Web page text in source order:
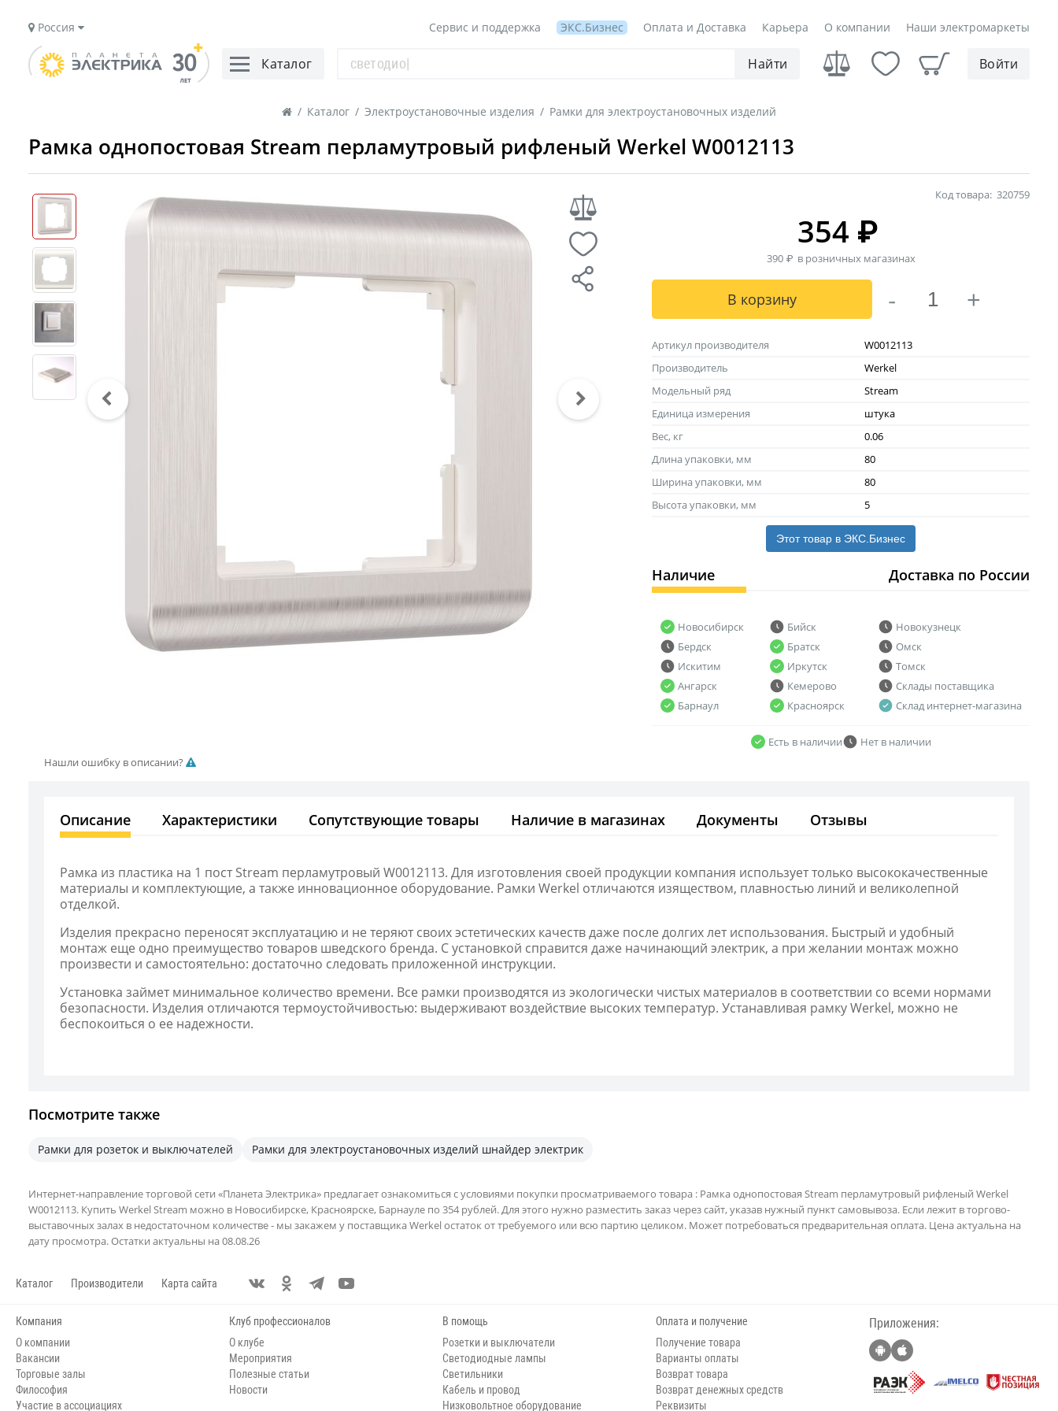
Россия Сервис и поддержка ЭКС.Бизнес Оплата и Доставка Карьера О компании Наши электромаркеты
Каталог Найти Войти
/ Каталог / Электроустановочные изделия / Рамки для электроустановочных изделий
Рамка однопостовая Stream перламутровый рифленый Werkel W0012113
Код товара: 320759
354 ₽
390 ₽в розничных магазинах
В корзину - +
Артикул производителя
W0012113
Производитель
Werkel
Модельный ряд
Stream
Единица измерения
штука
Вес, кг
0.06
Длина упаковки, мм
80
Ширина упаковки, мм
80
Высота упаковки, мм
5
Этот товар в ЭКС.Бизнес
Наличие Доставка по России
Новосибирск
Бердск
Искитим
Ангарск
Барнаул
Бийск
Братск
Иркутск
Кемерово
Красноярск
Новокузнецк
Омск
Томск
Склады поставщика
Склад интернет-магазина
Есть в наличии
Нет в наличии
Нашли ошибку в описании?
Описание Характеристики Сопутствующие товары Наличие в магазинах Документы Отзывы
Рамка из пластика на 1 пост Stream перламутровый W0012113. Для изготовления своей продукции компания использует только высококачественные
материалы и комплектующие, а также инновационное оборудование. Рамки Werkel отличаются изяществом, плавностью линий и великолепной
отделкой.
Изделия прекрасно переносят эксплуатацию и не теряют своих эстетических качеств даже после долгих лет использования. Быстрый и удобный
монтаж еще одно преимущество товаров шведского бренда. С установкой справится даже начинающий электрик, а при желании монтаж можно
произвести и самостоятельно: достаточно следовать приложенной инструкции.
Установка займет минимальное количество времени. Все рамки производятся из экологически чистых материалов в соответствии со всеми нормами
безопасности. Изделия отличаются термоустойчивостью: выдерживают воздействие высоких температур. Устанавливая рамку Werkel, можно не
беспокоиться о ее надежности.
Посмотрите также
Рамки для розеток и выключателей Рамки для электроустановочных изделий шнайдер электрик
Интернет-направление торговой сети «Планета Электрика» предлагает ознакомиться с условиями покупки просматриваемого товара : Рамка однопостовая Stream перламутровый рифленый Werkel
W0012113. Купить Werkel Stream можно в Новосибирске, Красноярске, Барнауле по 354 рублей. Для этого нужно разместить заказ через сайт, указав нужный пункт самовывоза. Если лежит в торгово-
выставочных залах в недостаточном количестве - мы закажем у поставщика Werkel остаток от требуемого или всю партию целиком. Может потребоваться предварительная оплата. Цена актуальна на
дату просмотра. Остатки актуальны на 08.08.26
Каталог Производители Карта сайта
Компания
О компании
Вакансии
Торговые залы
Философия
Участие в ассоциациях
Клуб профессионалов
О клубе
Мероприятия
Полезные статьи
Новости
В помощь
Розетки и выключатели
Светодиодные лампы
Светильники
Кабель и провод
Низковольтное оборудование
Оплата и получение
Получение товара
Варианты оплаты
Возврат товара
Возврат денежных средств
Реквизиты
Приложения: